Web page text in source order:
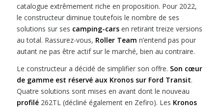
catalogue extrêmement riche en proposition. Pour 2022,
le constructeur diminue toutefois le nombre de ses
solutions sur ses camping-carsen retirant treize versions
au total. Rassurez-vous, Roller Team n’entend pas pour
autant ne pas être actif sur le marché, bien au contraire.
Le constructeur a décidé de simplifier son offre. Son cœur
de gamme est réservé aux Kronos sur Ford Transit.
Quatre solutions sont mises en avant dont le nouveau
profilé262TL (décliné également en Zefiro). Les Kronos